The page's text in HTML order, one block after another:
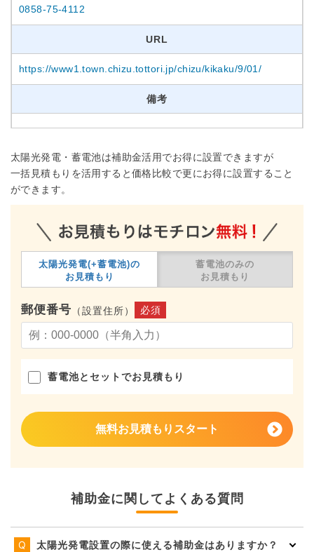
0858-75-4112
URL
https://www1.town.chizu.tottori.jp/chizu/kikaku/9/01/
備考
太陽光発電・蓄電池は補助金活用でお得に設置できますが
一括見積もりを活用すると価格比較で更にお得に設置すること
ができます。
太陽光発電(+蓄電池)の
お見積もり
蓄電池のみの
お見積もり
郵便番号 （設置住所） 必須
蓄電池とセットでお見積もり
無料お見積もりスタート
補助金に関してよくある質問
太陽光発電設置の際に使える補助金はありますか？